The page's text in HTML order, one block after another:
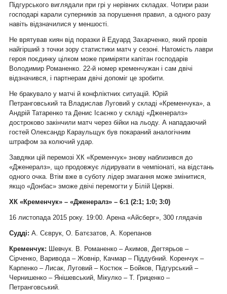
Підгурського виглядали при грі у нерівних складах. Чотири рази
господарі карали суперників за порушення правил, а одного разу
навіть відзначилися у меншості.
Не врятував киян від поразки й Едуард Захарченко, який провів
найгірший з точки зору статистики матч у сезоні. Натомість лаври
героя поєдинку цілком може приміряти капітан господарів
Володимир Романенко. 22-й номер кременчужан і сам двічі
відзначився, і партнерам двічі допоміг це зробити.
Не бракувало у матчі й конфліктних ситуацій. Юрій
Петранговський та Владислав Луговий у складі «Кременчука», а
Андрій Татаренко та Денис Ісаєнко у складі «Дженералз»
достроково закінчили матч через бійки на льоду. А нападаючий
гостей Олександр Караульщук був покараний аналогічним
штрафом за колючий удар.
Завдяки цій перемозі ХК «Кременчук» знову наблизився до
«Дженералз», що продовжує лідирувати в чемпіонаті, на відстань
одного очка. Втім вже в суботу лідер змагання може змінитися,
якщо «Донбас» зможе двічі перемогти у Білій Церкві.
ХК «Кременчук» – «Дженералз» – 6:1 (2:1; 1:0; 3:0)
16 листопада 2015 року. 19:00. Арена «Айсберг», 300 глядачів
Судді: А. Сєврук, О. Батєзатов, А. Корепанов
Кременчук: Шевчук. В. Романенко – Акимов, Дегтярьов –
Сірченко, Варивода – Жовнір, Качмар – Піддубний. Коренчук –
Карпенко – Лисак, Луговий – Костюк – Бойков, Підгурський –
Чернишенко – Янішевський, Мікулко – Т. Гриценко –
Петранговський.